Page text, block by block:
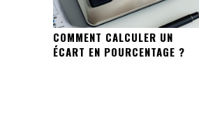
COMMENT CALCULER UN
ÉCART EN POURCENTAGE ?